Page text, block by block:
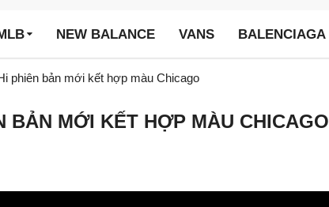
NEW BALANCE VANS BALENCIAGA
phiên bản mới kết hợp màu Chicago
BẢN MỚI KẾT HỢP MÀU CHICAGO